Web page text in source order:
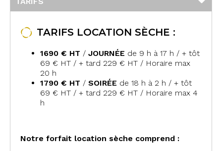
TARIFS LOCATION SÈCHE :
1690 € HT / JOURNÉE de 9 h à 17 h / + tôt
69 € HT / + tard 229 € HT / Horaire max
20 h
1790 € HT / SOIRÉE de 18 h à 2 h / + tôt
69 € HT / + tard 229 € HT / Horaire max 4
h
Notre forfait location sèche comprend :